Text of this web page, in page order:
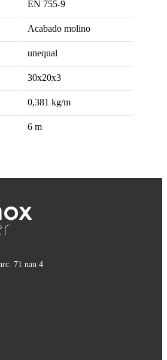
EN 755-9
Acabado molino
unequal
30x20x3
0,381 kg/m
6 m
71 nau 4